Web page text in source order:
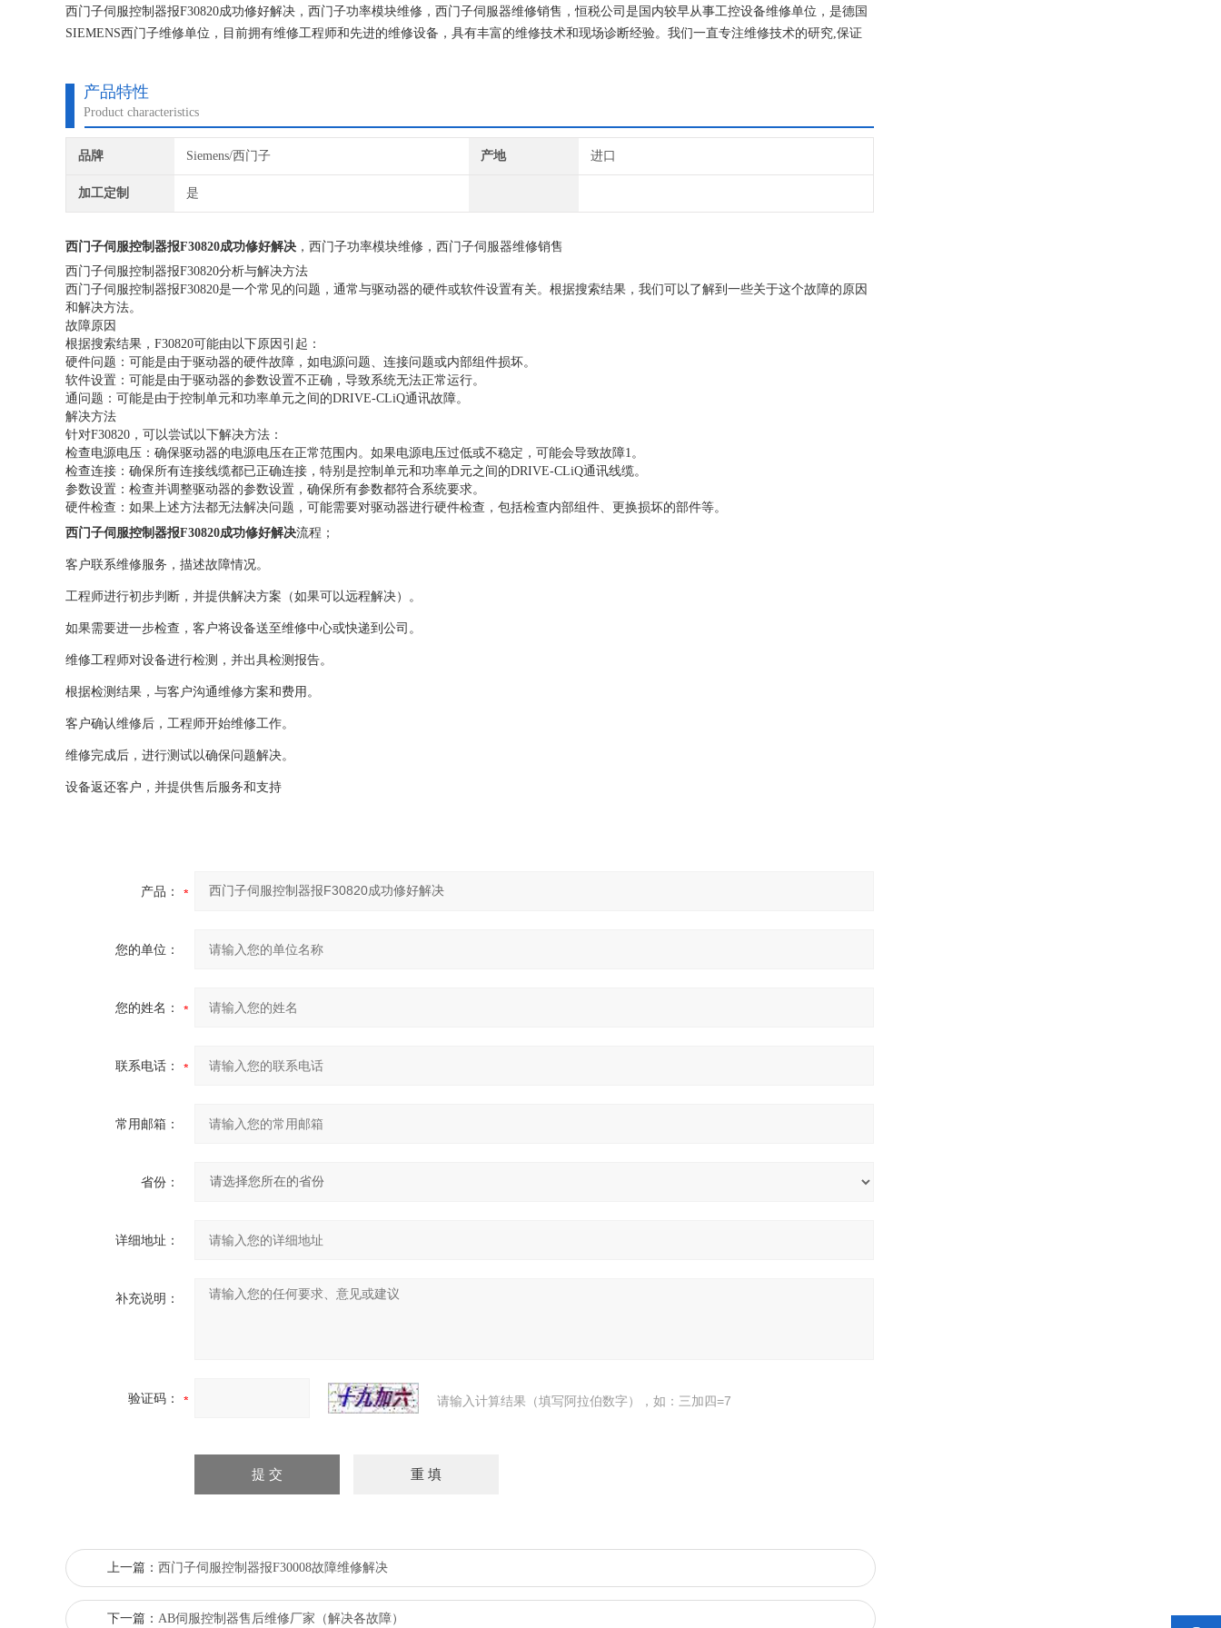
西门子伺服控制器报F30820成功修好解决，西门子功率模块维修，西门子伺服器维修销售，恒税公司是国内较早从事工控设备维修单位，是德国
SIEMENS西门子维修单位，目前拥有维修工程师和先进的维修设备，具有丰富的维修技术和现场诊断经验。我们一直专注维修技术的研究,保证
产品特性
Product characteristics
品牌 Siemens/西门子 产地 进口
加工定制 是
西门子伺服控制器报F30820成功修好解决 ，西门子功率模块维修，西门子伺服器维修销售
西门子伺服控制器报F30820分析与解决方法
西门子伺服控制器报F30820是一个常见的问题，通常与驱动器的硬件或软件设置有关。根据搜索结果，我们可以了解到一些关于这个故障的原因
和解决方法。
故障原因
根据搜索结果，F30820可能由以下原因引起：
硬件问题：可能是由于驱动器的硬件故障，如电源问题、连接问题或内部组件损坏。
软件设置：可能是由于驱动器的参数设置不正确，导致系统无法正常运行。
通问题：可能是由于控制单元和功率单元之间的DRIVE-CLiQ通讯故障。
解决方法
针对F30820，可以尝试以下解决方法：
检查电源电压：确保驱动器的电源电压在正常范围内。如果电源电压过低或不稳定，可能会导致故障1。
检查连接：确保所有连接线缆都已正确连接，特别是控制单元和功率单元之间的DRIVE-CLiQ通讯线缆。
参数设置：检查并调整驱动器的参数设置，确保所有参数都符合系统要求。
硬件检查：如果上述方法都无法解决问题，可能需要对驱动器进行硬件检查，包括检查内部组件、更换损坏的部件等。
西门子伺服控制器报F30820成功修好解决流程；
客户联系维修服务，描述故障情况。
工程师进行初步判断，并提供解决方案（如果可以远程解决）。
如果需要进一步检查，客户将设备送至维修中心或快递到公司。
维修工程师对设备进行检测，并出具检测报告。
根据检测结果，与客户沟通维修方案和费用。
客户确认维修后，工程师开始维修工作。
维修完成后，进行测试以确保问题解决。
设备返还客户，并提供售后服务和支持
产品：
您的单位：
您的姓名：
联系电话：
常用邮箱：
省份：
详细地址：
补充说明：
验证码： 请输入计算结果（填写阿拉伯数字），如：三加四=7
上一篇： 西门子伺服控制器报F30008故障维修解决
下一篇： AB伺服控制器售后维修厂家（解决各故障）